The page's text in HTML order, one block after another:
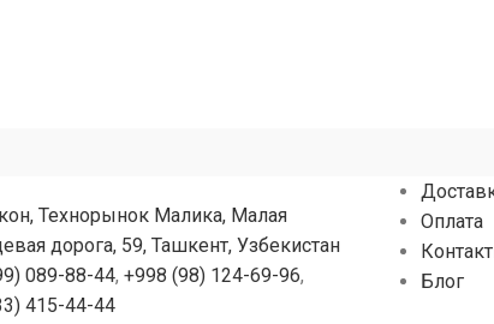
Технорынок Малика, Малая
дорога, 59, Ташкент, Узбекистан
089-88-44,+998 (98) 124-69-96,
415-44-44
Оплата
Блог